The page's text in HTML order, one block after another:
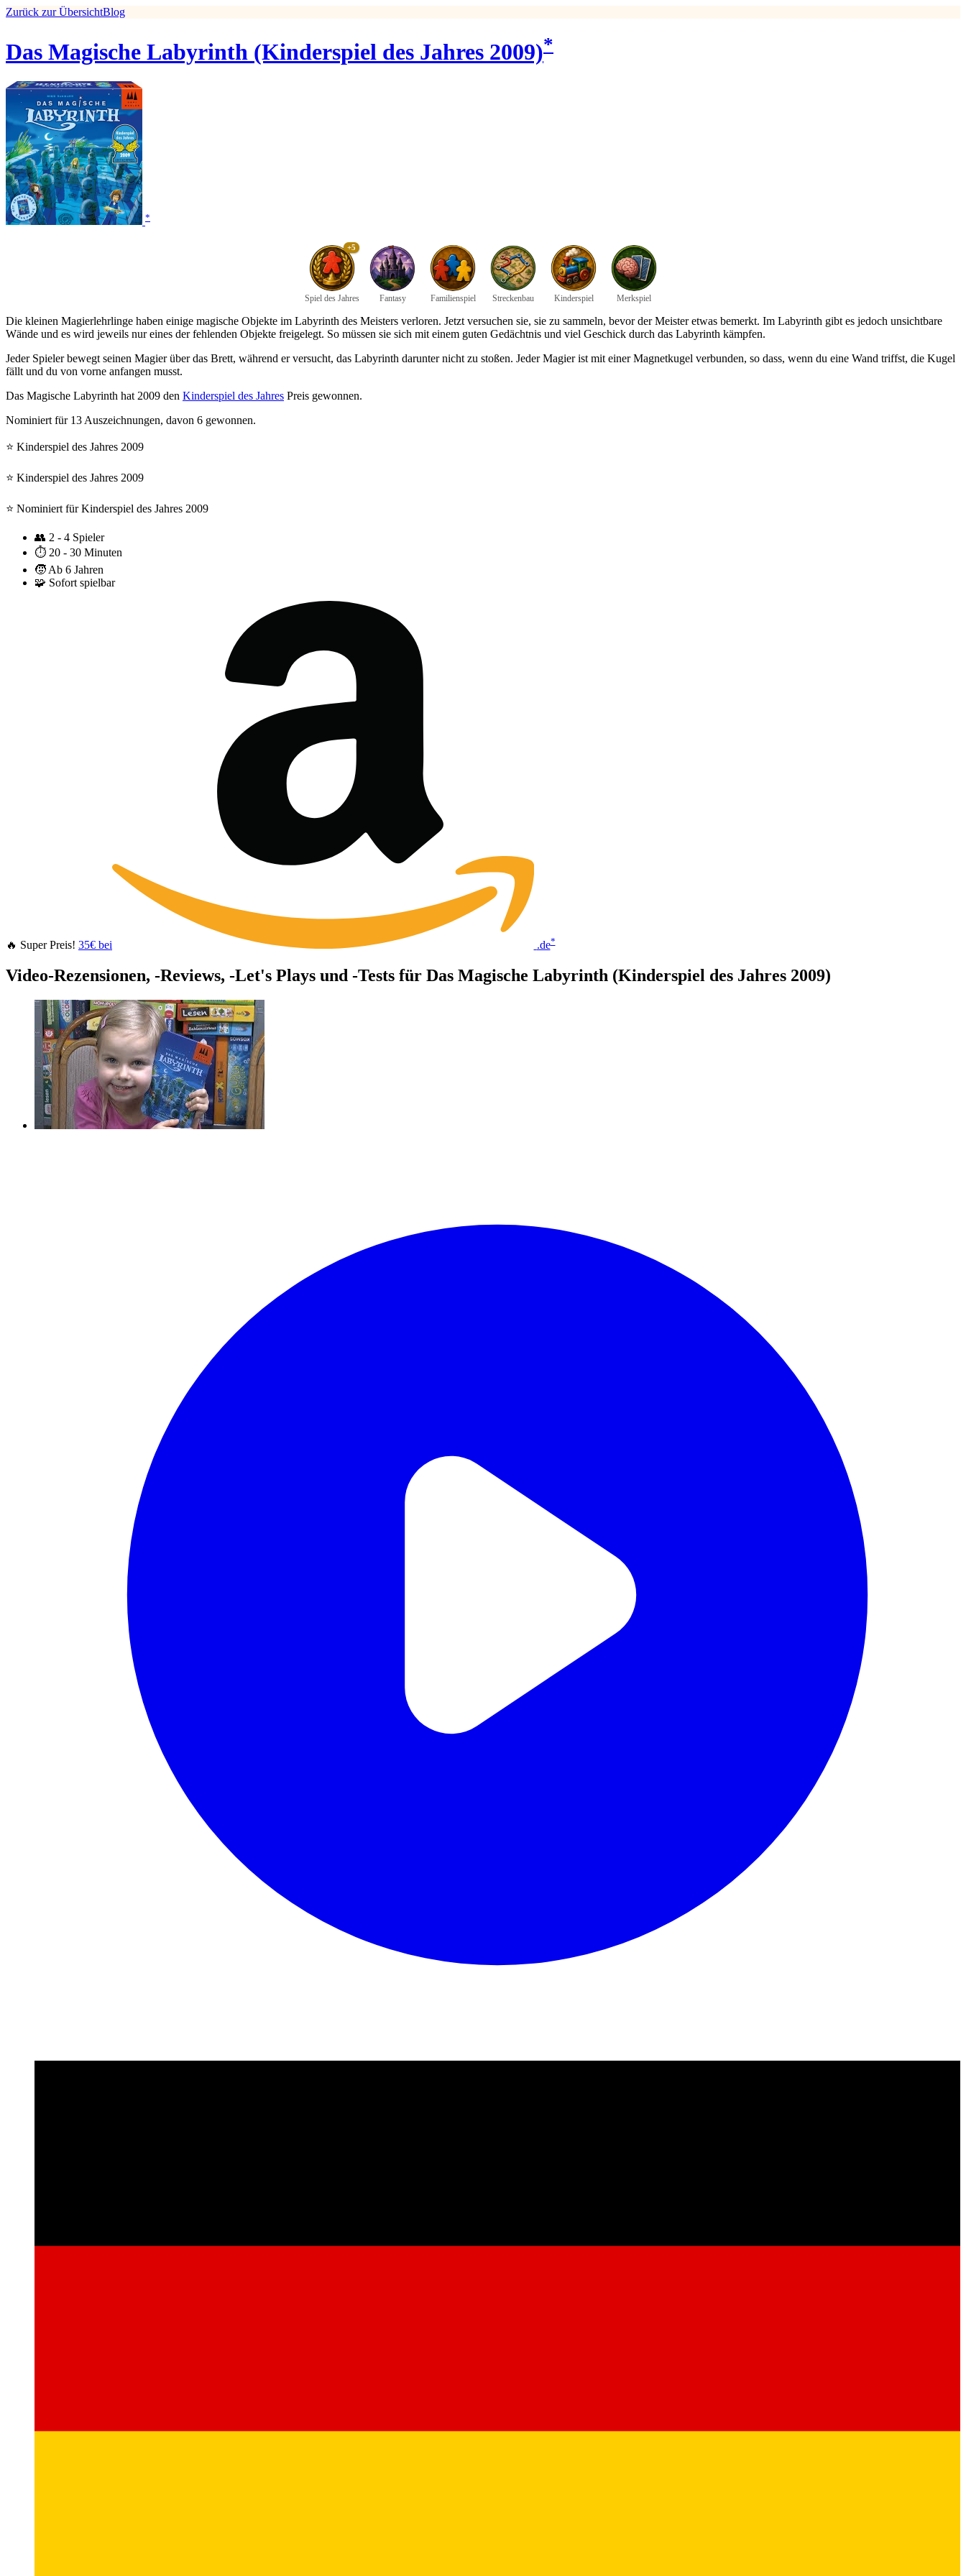
Zurück zur ÜbersichtBlog
Das Magische Labyrinth (Kinderspiel des Jahres 2009)*
*
+5
Spiel des Jahres Fantasy Familienspiel Streckenbau Kinderspiel Merkspiel
Die kleinen Magierlehrlinge haben einige magische Objekte im Labyrinth des Meisters verloren. Jetzt versuchen sie, sie zu sammeln, bevor der Meister etwas bemerkt. Im Labyrinth gibt es jedoch unsichtbare
Wände und es wird jeweils nur eines der fehlenden Objekte freigelegt. So müssen sie sich mit einem guten Gedächtnis und viel Geschick durch das Labyrinth kämpfen.
Jeder Spieler bewegt seinen Magier über das Brett, während er versucht, das Labyrinth darunter nicht zu stoßen. Jeder Magier ist mit einer Magnetkugel verbunden, so dass, wenn du eine Wand triffst, die Kugel
fällt und du von vorne anfangen musst.
Das Magische Labyrinth hat 2009 den Kinderspiel des Jahres Preis gewonnen.
Nominiert für 13 Auszeichnungen, davon 6 gewonnen.
⭐️ Kinderspiel des Jahres 2009
⭐️ Kinderspiel des Jahres 2009
⭐️ Nominiert für Kinderspiel des Jahres 2009
👥 2 - 4 Spieler
⏱️ 20 - 30 Minuten
🧒 Ab 6 Jahren
🧩 Sofort spielbar
🔥 Super Preis! 35€ bei .de*
Video-Rezensionen, -Reviews, -Let's Plays und -Tests für Das Magische Labyrinth (Kinderspiel des Jahres 2009)